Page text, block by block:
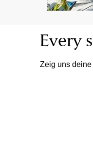
Every
Zeig uns